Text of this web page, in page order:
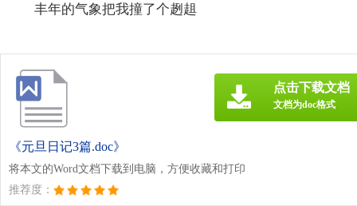
丰年的气象把我撞了个趔趄
《元旦日记3篇.doc》
将本文的Word文档下载到电脑，方便收藏和打印
推荐度：
点击下载文档
文档为doc格式